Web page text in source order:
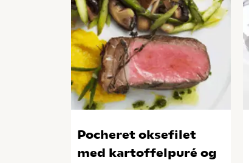
Pocheret oksefilet
med kartoffelpuré og